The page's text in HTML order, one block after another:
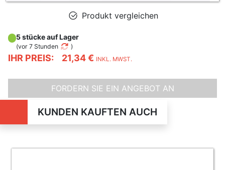
Produkt vergleichen
IHR PREIS: 21,34 € INKL. MWST.
5 stücke auf Lager
(vor 7 Stunden )
FORDERN SIE EIN ANGEBOT AN
KUNDEN KAUFTEN AUCH